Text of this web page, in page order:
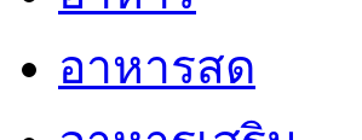
อาหารสด